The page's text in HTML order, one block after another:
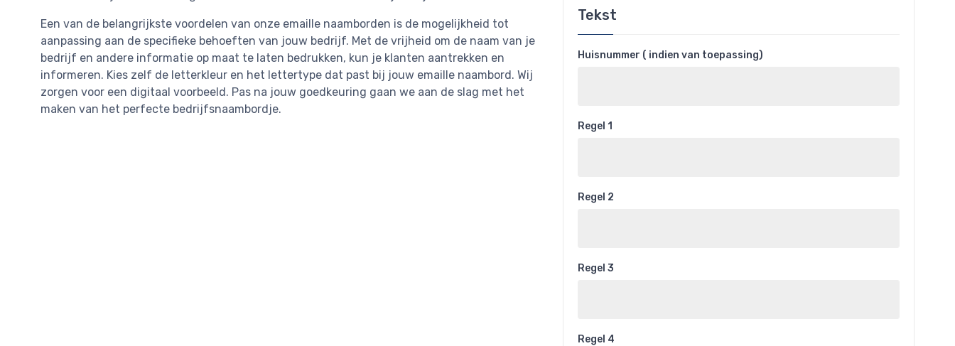
Een van de belangrijkste voordelen van onze emaille naamborden is de mogelijkheid tot
aanpassing aan de specifieke behoeften van jouw bedrijf. Met de vrijheid om de naam van je
bedrijf en andere informatie op maat te laten bedrukken, kun je klanten aantrekken en
informeren. Kies zelf de letterkleur en het lettertype dat past bij jouw emaille naambord. Wij
zorgen voor een digitaal voorbeeld. Pas na jouw goedkeuring gaan we aan de slag met het
maken van het perfecte bedrijfsnaambordje.
Tekst
Huisnummer ( indien van toepassing)
Regel 1
Regel 2
Regel 3
Regel 4